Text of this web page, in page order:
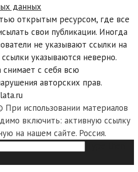
данных
открытым ресурсом, где все
свои публикации. Иногда
не указывают ссылки на
указываются неверно.
с себя всю
авторских прав.
использовании материалов
включить: активную ссылку
на нашем сайте. Россия.